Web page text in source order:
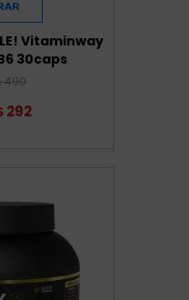
Vitaminway
30caps
490
292